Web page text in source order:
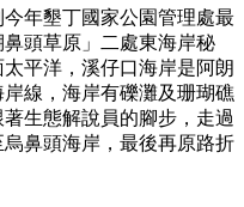
年墾丁國家公園管理處最
頭草原」二處東海岸秘
平洋，溪仔口海岸是阿朗
線，海岸有礫灘及珊瑚礁
生態解說員的腳步，走過
鼻頭海岸，最後再原路折